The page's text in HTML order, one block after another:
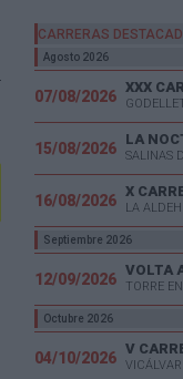
CARRERAS
Agosto 2026
07/08/2026
15/08/2026
LA
SALINAS
16/08/2026
X
LA
Septiembre 2026
12/09/2026
VOLTA
TORRE
Octubre 2026
04/10/2026